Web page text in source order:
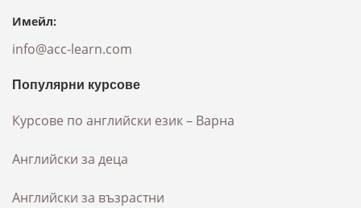
Имейл:
info@acc-learn.com
Популярни курсове
Курсове по английски език – Варна
Английски за деца
Английски за възрастни